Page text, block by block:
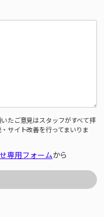
たご意見はスタッフがすべて拝
サイト改善を行ってまいりま
専用フォームから